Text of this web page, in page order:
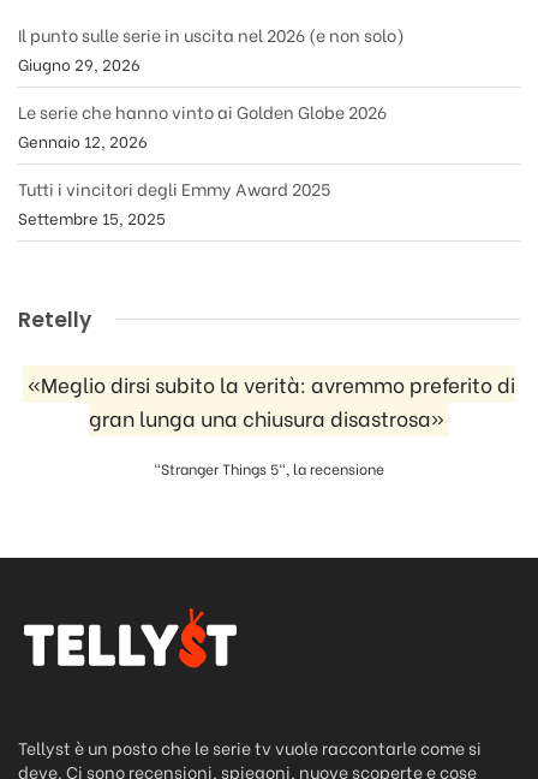
Il punto sulle serie in uscita nel 2026 (e non solo)
Giugno 29, 2026
Le serie che hanno vinto ai Golden Globe 2026
Gennaio 12, 2026
Tutti i vincitori degli Emmy Award 2025
Settembre 15, 2025
Retelly
«Meglio dirsi subito la verità: avremmo preferito di
gran lunga una chiusura disastrosa»
"Stranger Things 5", la recensione
Tellyst è un posto che le serie tv vuole raccontarle come si
deve. Ci sono recensioni, spiegoni, nuove scoperte e cose